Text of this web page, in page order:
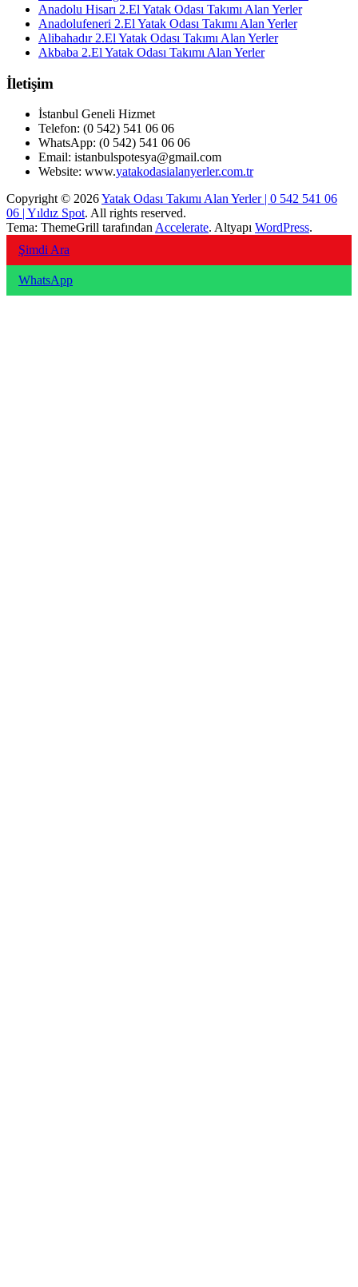
Anadolu Hisarı 2.El Yatak Odası Takımı Alan Yerler
Anadolufeneri 2.El Yatak Odası Takımı Alan Yerler
Alibahadır 2.El Yatak Odası Takımı Alan Yerler
Akbaba 2.El Yatak Odası Takımı Alan Yerler
İletişim
İstanbul Geneli Hizmet
Telefon: (0 542) 541 06 06
WhatsApp: (0 542) 541 06 06
Email: istanbulspotesya@gmail.com
Website: www.yatakodasialanyerler.com.tr
Copyright © 2026Yatak Odası Takımı Alan Yerler | 0 542 541 06
06 | Yıldız Spot. All rights reserved.
Tema: ThemeGrill tarafındanAccelerate. Altyapı WordPress.
Şimdi Ara
WhatsApp